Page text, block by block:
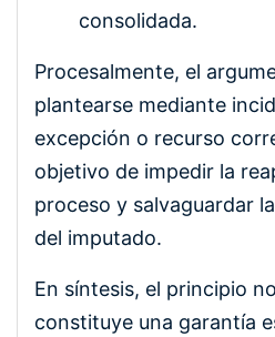
consolidada.
Procesalmente, el
plantearse mediante
excepción o recurso
objetivo de impedir la
proceso y salvaguardar
del imputado.
En síntesis, el principio
constituye una garantía